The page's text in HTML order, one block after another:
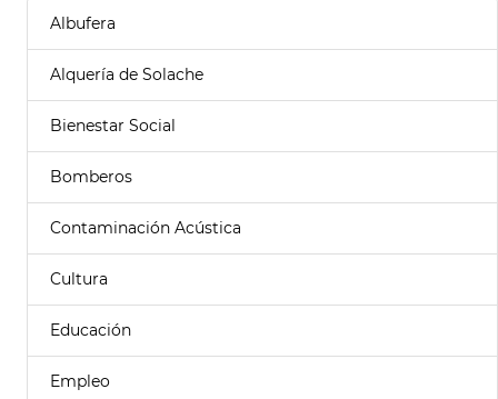
Albufera
Alquería de Solache
Bienestar Social
Bomberos
Contaminación Acústica
Cultura
Educación
Empleo